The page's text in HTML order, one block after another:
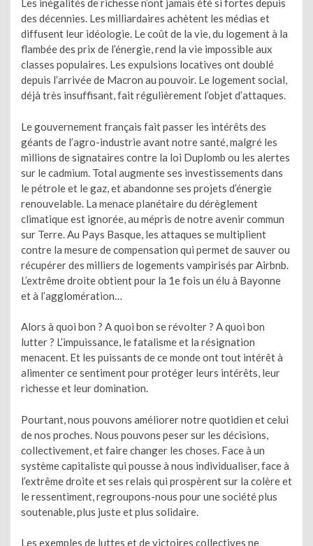
Les inégalités de richesse n’ont jamais été si fortes depuis
des décennies. Les milliardaires achètent les médias et
diffusent leur idéologie. Le coût de la vie, du logement à la
flambée des prix de l’énergie, rend la vie impossible aux
classes populaires. Les expulsions locatives ont doublé
depuis l’arrivée de Macron au pouvoir. Le logement social,
déjà très insuffisant, fait régulièrement l’objet d’attaques.
Le gouvernement français fait passer les intérêts des
géants de l’agro-industrie avant notre santé, malgré les
millions de signataires contre la loi Duplomb ou les alertes
sur le cadmium. Total augmente ses investissements dans
le pétrole et le gaz, et abandonne ses projets d’énergie
renouvelable. La menace planétaire du dérèglement
climatique est ignorée, au mépris de notre avenir commun
sur Terre. Au Pays Basque, les attaques se multiplient
contre la mesure de compensation qui permet de sauver ou
récupérer des milliers de logements vampirisés par Airbnb.
L’extrême droite obtient pour la 1e fois un élu à Bayonne
et à l’agglomération…
Alors à quoi bon ? A quoi bon se révolter ? A quoi bon
lutter ? L’impuissance, le fatalisme et la résignation
menacent. Et les puissants de ce monde ont tout intérêt à
alimenter ce sentiment pour protéger leurs intérêts, leur
richesse et leur domination.
Pourtant, nous pouvons améliorer notre quotidien et celui
de nos proches. Nous pouvons peser sur les décisions,
collectivement, et faire changer les choses. Face à un
système capitaliste qui pousse à nous individualiser, face à
l’extrême droite et ses relais qui prospèrent sur la colère et
le ressentiment, regroupons-nous pour une société plus
soutenable, plus juste et plus solidaire.
Les exemples de luttes et de victoires collectives ne